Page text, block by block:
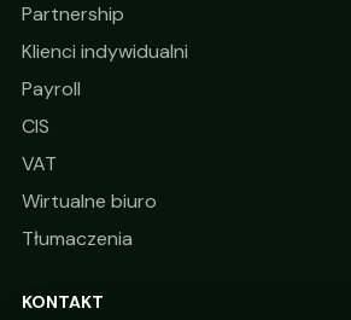
Partnership
Klienci indywidualni
Payroll
CIS
VAT
Wirtualne biuro
Tłumaczenia
KONTAKT